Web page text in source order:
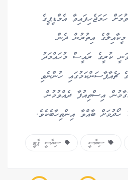
ހަމަޖެހިފައިވާ އެމްޑީޕީގެ
އިތުރުން ދެން
ކުރީގެ ރައީސް މުހައްމަދު
ޗެއާޕާސަންކަމުގައި ހުންނެވި
އިސްތިއުފާ ދެއްވުމުން
ބާއްވާ އިންތިހާބެކެވެ.
ސިޔާސީ ސިޔާސީ ޕާޓީ